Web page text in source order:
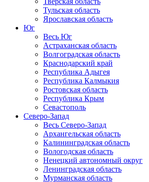
Тульская область
Ярославская область
Юг
Весь Юг
Астраханская область
Волгоградская область
Краснодарский край
Республика Адыгея
Республика Калмыкия
Ростовская область
Республика Крым
Севастополь
Северо-Запад
Весь Северо-Запад
Архангельская область
Калининградская область
Вологодская область
Ненецкий автономный округ
Ленинградская область
Мурманская область